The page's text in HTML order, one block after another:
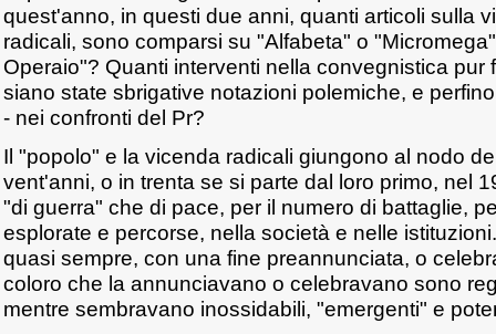
quest'anno, in questi due anni, quanti articoli sulla
radicali, sono comparsi su "Alfabeta" o
Operaio"? Quanti interventi nella convegnistica pur
siano state sbrigative notazioni polemiche, e
- nei confronti del Pr?
Il "popolo" e la vicenda radicali giungono al nodo
vent'anni, o in trenta se si parte dal loro primo, nel
"di guerra" che di pace, per il numero di battaglie,
esplorate e percorse, nella società e nelle
quasi sempre, con una fine preannunciata, o
coloro che la annunciavano o celebravano sono
mentre sembravano inossidabili, "emergenti" e